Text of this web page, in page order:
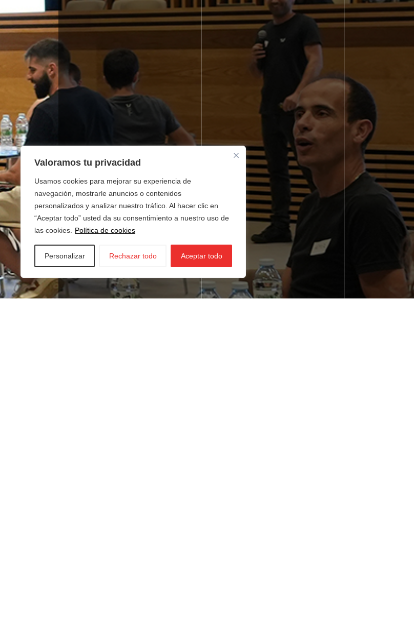
Valoramos tu privacidad
Usamos cookies para mejorar su experiencia de
navegación, mostrarle anuncios o contenidos
personalizados y analizar nuestro tráfico. Al hacer clic en
“Aceptar todo” usted da su consentimiento a nuestro uso de
las cookies.
Política de cookies
Personalizar Rechazar todo Aceptar todo